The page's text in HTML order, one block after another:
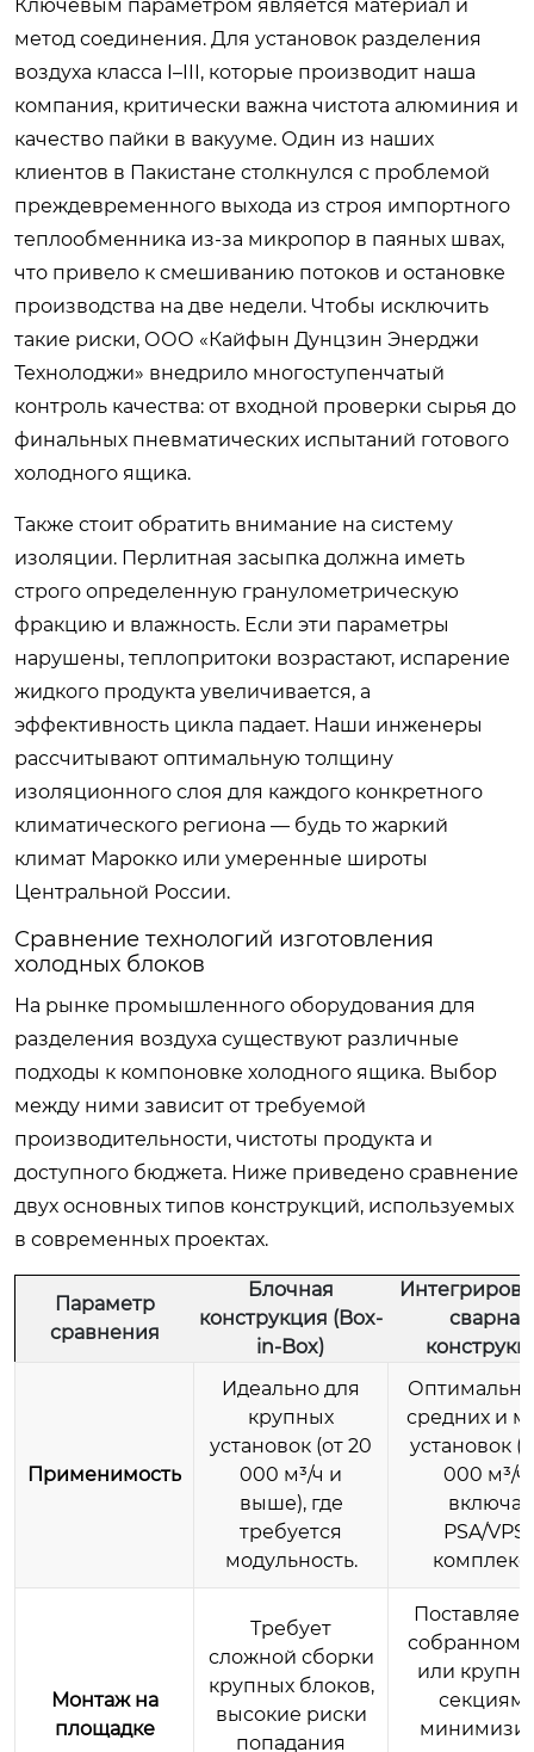
Ключевым параметром является материал и
метод соединения. Для установок разделения
воздуха класса I–III, которые производит наша
компания, критически важна чистота алюминия и
качество пайки в вакууме. Один из наших
клиентов в Пакистане столкнулся с проблемой
преждевременного выхода из строя импортного
теплообменника из-за микропор в паяных швах,
что привело к смешиванию потоков и остановке
производства на две недели. Чтобы исключить
такие риски, ООО «Кайфын Дунцзин Энерджи
Технолоджи» внедрило многоступенчатый
контроль качества: от входной проверки сырья до
финальных пневматических испытаний готового
холодного ящика.
Также стоит обратить внимание на систему
изоляции. Перлитная засыпка должна иметь
строго определенную гранулометрическую
фракцию и влажность. Если эти параметры
нарушены, теплопритоки возрастают, испарение
жидкого продукта увеличивается, а
эффективность цикла падает. Наши инженеры
рассчитывают оптимальную толщину
изоляционного слоя для каждого конкретного
климатического региона — будь то жаркий
климат Марокко или умеренные широты
Центральной России.
Сравнение технологий изготовления
холодных блоков
На рынке промышленного оборудования для
разделения воздуха существуют различные
подходы к компоновке холодного ящика. Выбор
между ними зависит от требуемой
производительности, чистоты продукта и
доступного бюджета. Ниже приведено сравнение
двух основных типов конструкций, используемых
в современных проектах.
Параметр
сравнения
Блочная
конструкция (Box-
in-Box)
сварная
Применимость
Идеально для
крупных
установок (от 20
000 м³/ч и
выше), где
требуется
модульность.
средних и
установок
000 м³/
включая
PSA/
Монтаж на
площадке
Требует
сложной сборки
крупных блоков,
высокие риски
попадания
собранном
или